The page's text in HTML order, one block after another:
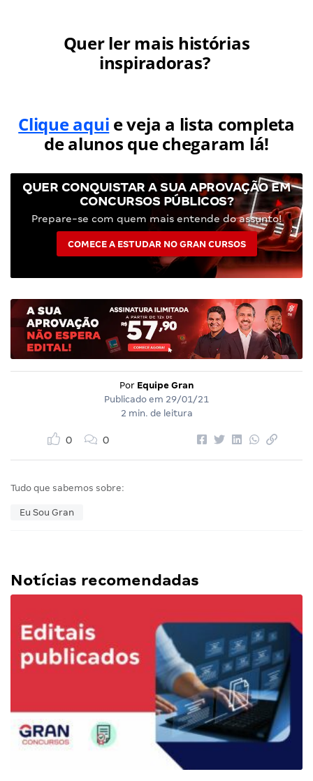
Quer ler mais histórias
inspiradoras?
Clique aqui e veja a lista completa
de alunos que chegaram lá!
QUER CONQUISTAR A SUA APROVAÇÃO EM
CONCURSOS PÚBLICOS?
Prepare-se com quem mais entende do assunto!
COMECE A ESTUDAR NO GRAN CURSOS
Por Equipe Gran
Publicado em 29/01/21
2 min. de leitura
0 0
Tudo que sabemos sobre:
Eu Sou Gran
Notícias recomendadas